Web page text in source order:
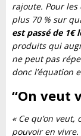
rajoute. Pour
plus 70 % sur
est passé de 1€
produits qui
ne peut pas
donc l’équation
“On veut
« Ce qu’on
pouvoir en